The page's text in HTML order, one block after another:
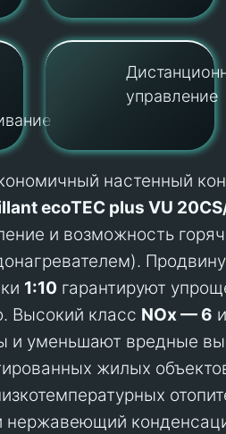
управление
настенный
ecoTEC plus VU
и возможность
1:10 гарантируют
Высокий класс NOx — 6 и
и уменьшают вредные
жилых
нержавеющий